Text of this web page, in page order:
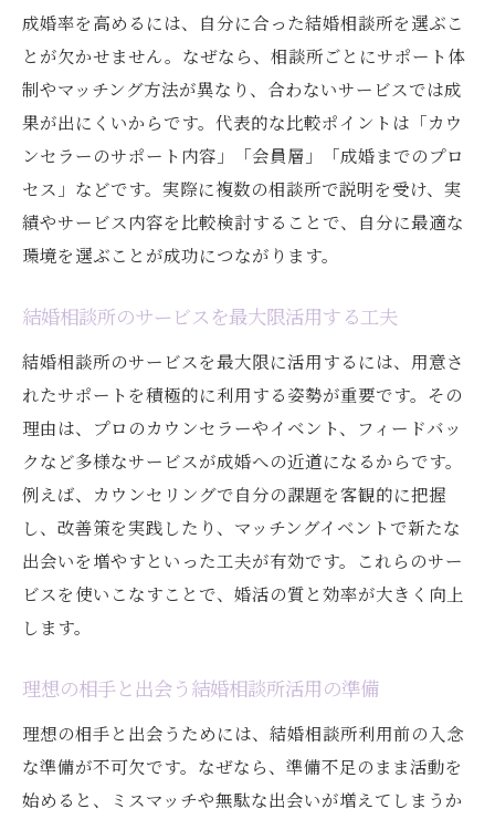
結婚相談所選びで効率よくパートナー探し
サポート体制が充実した結婚相談所の特徴
結婚相談所の口コミや実績の活用方法
結婚相談所で後悔しない選択をする基準
結婚相談所の成婚例から学ぶ選び方のコツ
結婚までの期間を短縮する婚活戦略
結婚相談所で結婚までの期間を短縮する秘
結婚相談所活用で効率よく交際期間を進め
結婚相談所の計画的な婚活で理想に近づく
方法
結婚相談所で婚活を短期間で終える実践術
結婚相談所のサポートで迅速な成婚を目指
す
結婚相談所と他サービスの違いを徹底比較
結婚相談所とマッチングアプリの強み比較
結婚相談所ならではのサポート内容とは
結婚相談所とアプリの成婚までの流れの違
成婚率を高めるには、自分に合った結婚相談所を選ぶこ
とが欠かせません。なぜなら、相談所ごとにサポート体
制やマッチング方法が異なり、合わないサービスでは成
果が出にくいからです。代表的な比較ポイントは「カウ
ンセラーのサポート内容」「会員層」「成婚までのプロ
セス」などです。実際に複数の相談所で説明を受け、実
績やサービス内容を比較検討することで、自分に最適な
環境を選ぶことが成功につながります。
結婚相談所のサービスを最大限活用する工夫
結婚相談所のサービスを最大限に活用するには、用意さ
れたサポートを積極的に利用する姿勢が重要です。その
理由は、プロのカウンセラーやイベント、フィードバッ
クなど多様なサービスが成婚への近道になるからです。
例えば、カウンセリングで自分の課題を客観的に把握
し、改善策を実践したり、マッチングイベントで新たな
出会いを増やすといった工夫が有効です。これらのサー
ビスを使いこなすことで、婚活の質と効率が大きく向上
します。
理想の相手と出会う結婚相談所活用の準備
理想の相手と出会うためには、結婚相談所利用前の入念
な準備が不可欠です。なぜなら、準備不足のまま活動を
始めると、ミスマッチや無駄な出会いが増えてしまうか